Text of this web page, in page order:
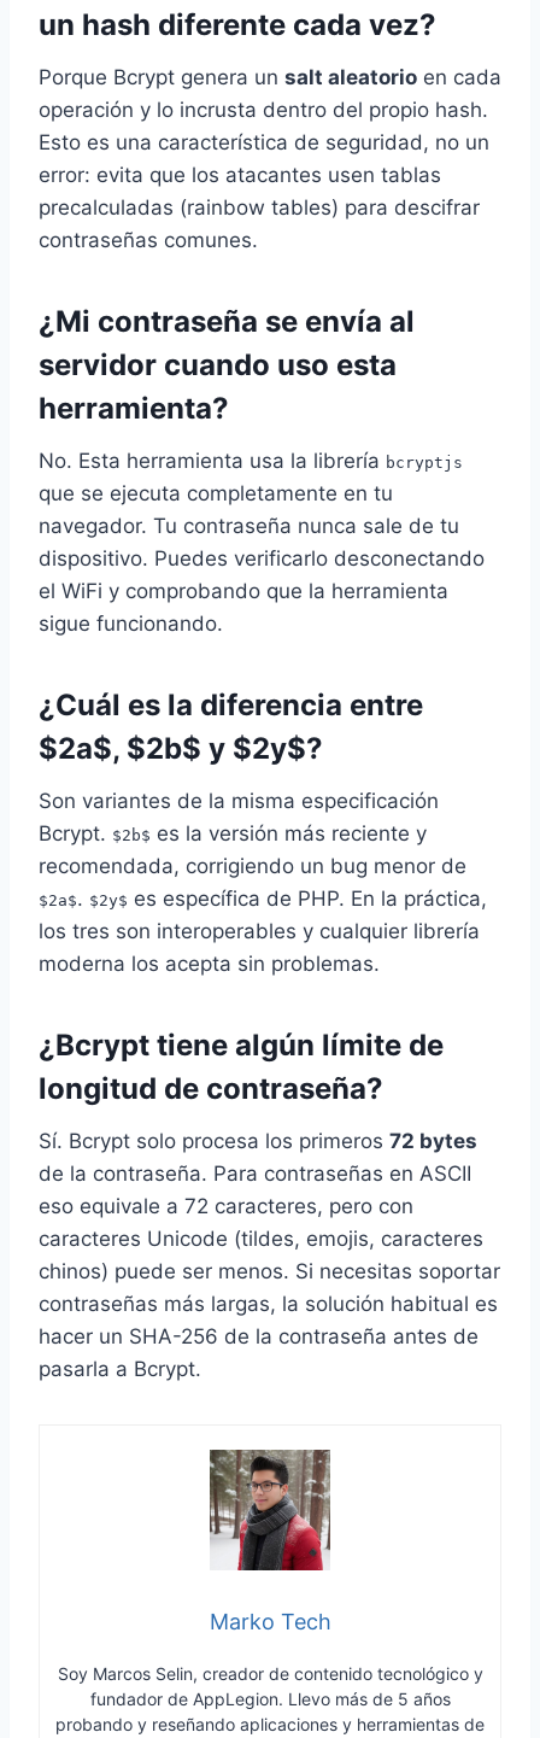
un hash diferente cada vez?
Porque Bcrypt genera un salt aleatorio en cada
operación y lo incrusta dentro del propio hash.
Esto es una característica de seguridad, no un
error: evita que los atacantes usen tablas
precalculadas (rainbow tables) para descifrar
contraseñas comunes.
¿Mi contraseña se envía al
servidor cuando uso esta
herramienta?
No. Esta herramienta usa la librería bcryptjs
que se ejecuta completamente en tu
navegador. Tu contraseña nunca sale de tu
dispositivo. Puedes verificarlo desconectando
el WiFi y comprobando que la herramienta
sigue funcionando.
¿Cuál es la diferencia entre
$2a$, $2b$ y $2y$?
Son variantes de la misma especificación
Bcrypt. $2b$ es la versión más reciente y
recomendada, corrigiendo un bug menor de
$2a$. $2y$ es específica de PHP. En la práctica,
los tres son interoperables y cualquier librería
moderna los acepta sin problemas.
¿Bcrypt tiene algún límite de
longitud de contraseña?
Sí. Bcrypt solo procesa los primeros 72 bytes
de la contraseña. Para contraseñas en ASCII
eso equivale a 72 caracteres, pero con
caracteres Unicode (tildes, emojis, caracteres
chinos) puede ser menos. Si necesitas soportar
contraseñas más largas, la solución habitual es
hacer un SHA-256 de la contraseña antes de
pasarla a Bcrypt.
Marko Tech
Soy Marcos Selin, creador de contenido tecnológico y
fundador de AppLegion. Llevo más de 5 años
probando y reseñando aplicaciones y herramientas de